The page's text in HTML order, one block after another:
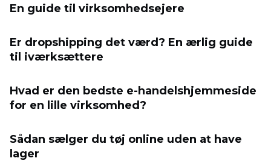
En guide til virksomhedsejere
Er dropshipping det værd? En ærlig guide
til iværksættere
Hvad er den bedste e-handelshjemmeside
for en lille virksomhed?
Sådan sælger du tøj online uden at have
lager